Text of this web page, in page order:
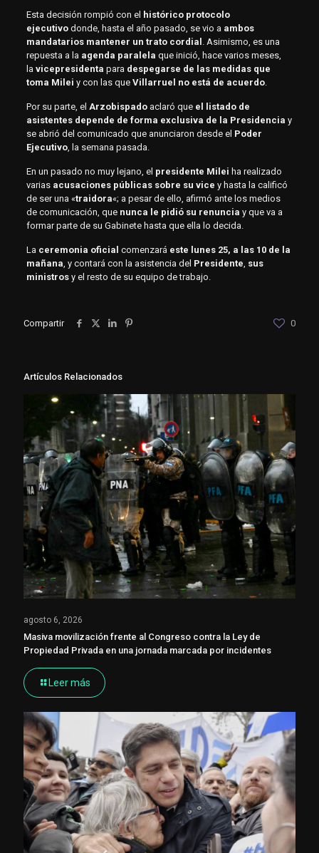
Esta decisión rompió con el histórico protocolo
ejecutivodonde, hasta el año pasado, se vio a ambos
mandatarios mantener un trato cordial . Asimismo, es una
repuesta a la agenda paralela que inició, hace varios meses,
la vicepresidenta para despegarse de las medidas que
toma Milei y con las que Villarruel no está de acuerdo.
Por su parte, el Arzobispado aclaró que el listado de
asistentes depende de forma exclusiva de la Presidencia y
se abrió del comunicado que anunciaron desde el Poder
Ejecutivo, la semana pasada.
En un pasado no muy lejano, el presidente Milei ha realizado
varias acusaciones públicas sobre su vice y hasta la calificó
de ser una «traidora«; a pesar de ello, afirmó ante los medios
de comunicación, que nunca le pidió su renuncia y que va a
formar parte de su Gabinete hasta que ella lo decida.
La ceremonia oficial comenzará este lunes 25, a las 10 de la
mañana, y contará con la asistencia del Presidente, sus
ministrosy el resto de su equipo de trabajo.
Compartir 0
Artículos Relacionados
agosto 6, 2026
Masiva movilización frente al Congreso contra la Ley de
Propiedad Privada en una jornada marcada por incidentes
Leer más